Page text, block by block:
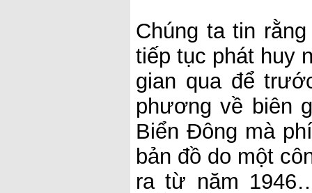
Chúng ta tin
tiếp tục phát huy
gian qua để
phương về biên
Biển Đông mà
bản đồ do một
ra từ năm